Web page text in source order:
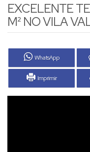
EXCELENTE
M² NO VILA
WhatsApp
Imprimir